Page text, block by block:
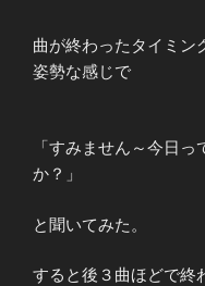
曲が終わったタイミン
姿勢な感じで
「すみません～今日
か？」
と聞いてみた。
すると後３曲ほどで終